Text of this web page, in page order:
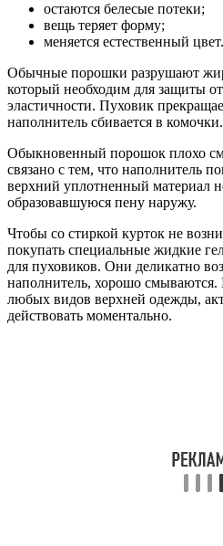
остаются белесые потеки;
вещь теряет форму;
меняется естественный цвет.
Обычные порошки разрушают
который необходим для защиты
эластичности. Пуховик
наполнитель сбивается в комочки.
Обыкновенный порошок плохо
связано с тем, что наполнитель
верхний уплотненный материал
образовавшуюся пену наружу.
Чтобы со стиркой курток не
покупать специальные жидкие
для пуховиков. Они деликатно
наполнитель, хорошо
любых видов верхней одежды,
действовать моментально.